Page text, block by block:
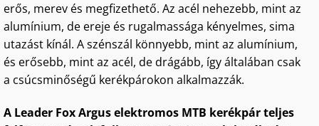
erős, merev és megfizethető. Az acél nehezebb, mint az
alumínium, de ereje és rugalmassága kényelmes, sima
utazást kínál. A szénszál könnyebb, mint az alumínium,
és erősebb, mint az acél, de drágább, így általában csak
a csúcsminőségű kerékpárokon alkalmazzák.
A Leader Fox Argus elektromos MTB kerékpár teljes